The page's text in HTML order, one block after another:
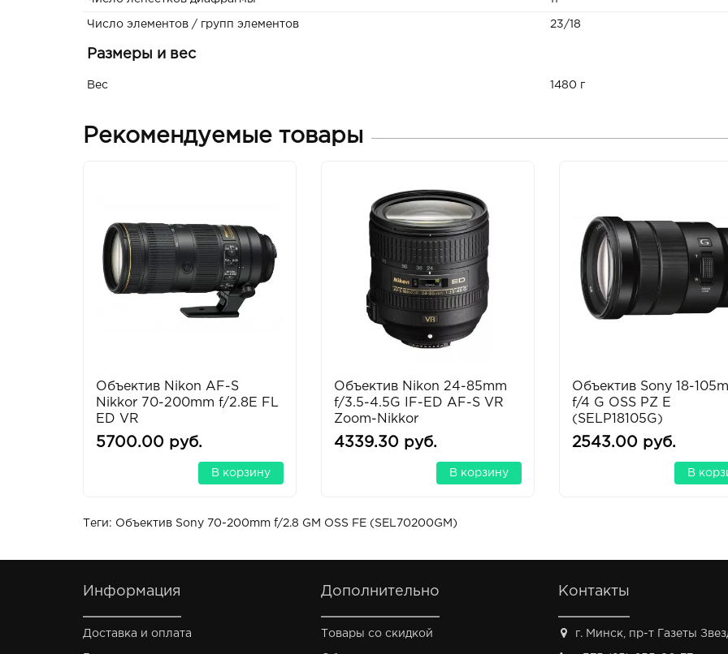
Число элементов / групп элементов 23/18
Размеры и вес
Вес 1480 г
Рекомендуемые товары
Объектив Nikon AF-S
Nikkor 70-200mm f/2.8E FL
ED VR
5700.00 руб.
В корзину
Объектив Nikon 24-85mm
f/3.5-4.5G IF-ED AF-S VR
Zoom-Nikkor
4339.30 руб.
В корзину
Объектив Sony 18-
f/4 G OSS PZ E
(SELP18105G)
2543.00 руб.
В
Теги: Объектив Sony 70-200mm f/2.8 GM OSS FE (SEL70200GM)
Информация
Доставка и оплата
Дополнительно
Товары со скидкой
Контакты
г. Минск, пр-т Газеты